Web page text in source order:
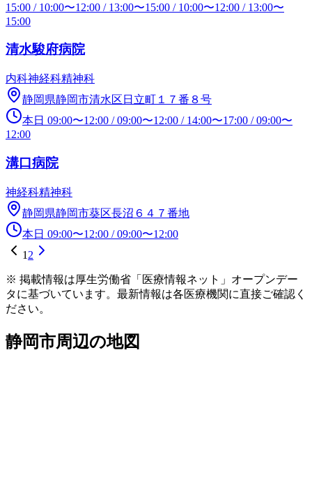
15:00 / 10:00〜12:00 / 13:00〜15:00 / 10:00〜12:00 / 13:00〜
15:00
清水駿府病院
内科神経科精神科
静岡県静岡市清水区日立町１７番８号
本日 09:00〜12:00 /09:00〜12:00 / 14:00〜17:00 /09:00〜
12:00
溝口病院
神経科精神科
静岡県静岡市葵区長沼６４７番地
本日 09:00〜12:00 /09:00〜12:00
1 2
※ 掲載情報は厚生労働省「医療情報ネット」オープンデー
タに基づいています。最新情報は各医療機関に直接ご確認く
ださい。
静岡市周辺の地図